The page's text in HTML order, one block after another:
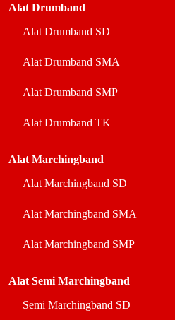
Alat Drumband
Alat Drumband SD
Alat Drumband SMA
Alat Drumband SMP
Alat Drumband TK
Alat Marchingband
Alat Marchingband SD
Alat Marchingband SMA
Alat Marchingband SMP
Alat Semi Marchingband
Semi Marchingband SD